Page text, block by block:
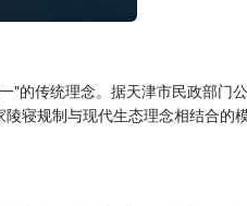
的传统理念。据天津市民政部门
寝规制与现代生态理念相结合的